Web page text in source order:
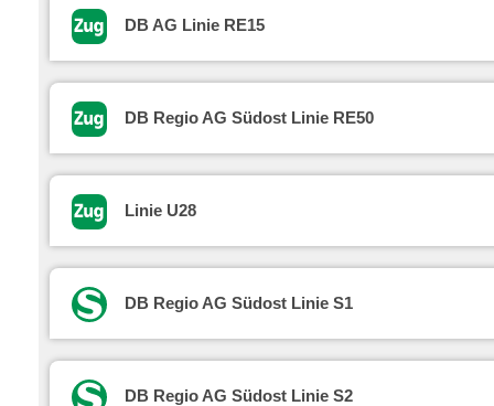
DB AG Linie RE15
DB Regio AG Südost Linie RE50
Linie U28
DB Regio AG Südost Linie S1
DB Regio AG Südost Linie S2